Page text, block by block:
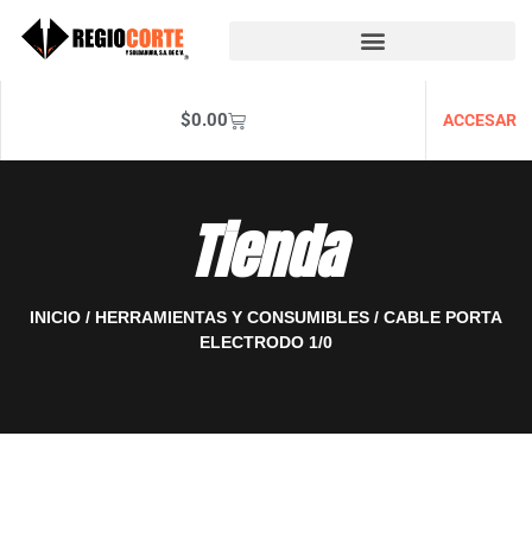
$0.00 ACCESAR
Tienda
INICIO / HERRAMIENTAS Y CONSUMIBLES / CABLE PORTA
ELECTRODO 1/0